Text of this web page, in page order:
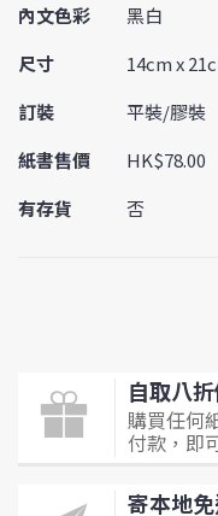
內文色彩
黑白
尺寸
14cm x
訂裝
平裝/膠裝
紙書售價
HK$78.00
有存貨
否
自取八
購買任何
付款，即
寄本地